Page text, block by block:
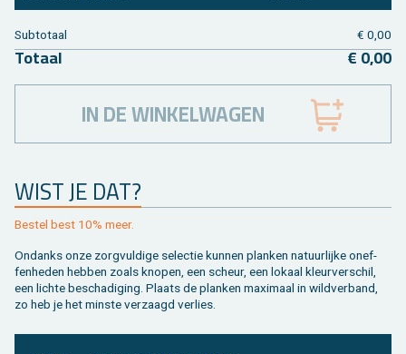
WIST JE DAT?
Be­stel best 10% meer.
On­danks onze zorg­vul­di­ge se­lec­tie kun­nen plan­ken na­tuur­lij­ke on­ef­
fen­he­den heb­ben zoals kno­pen, een scheur, een lo­kaal kleur­ver­schil,
een lich­te be­scha­di­ging. Plaats de plan­ken maxi­maal in wild­ver­band,
zo heb je het min­ste ver­zaagd ver­lies.
Sub­to­taal € 0,00
To­taal € 0,00
IN DE WINKELWAGEN